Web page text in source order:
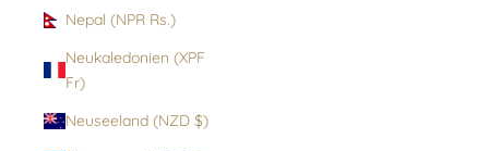
Nepal (NPR Rs.)
Neukaledonien (XPF
Fr)
Neuseeland (NZD $)